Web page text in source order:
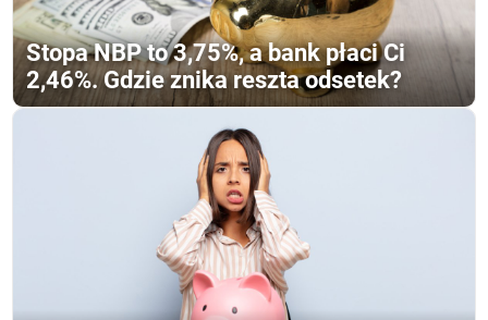
Stopa NBP to 3,75%, a bank płaci Ci
2,46%. Gdzie znika reszta odsetek?